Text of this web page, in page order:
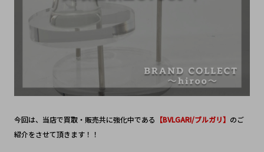
今回は、当店で買取・販売共に強化中である 【BVLGARI/ブルガリ】 のご
紹介をさせて頂きます！！